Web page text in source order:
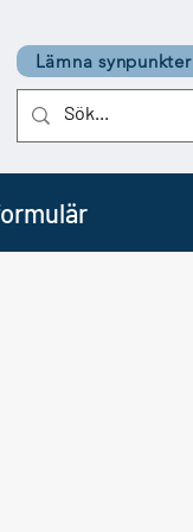
Lämna synpunkter